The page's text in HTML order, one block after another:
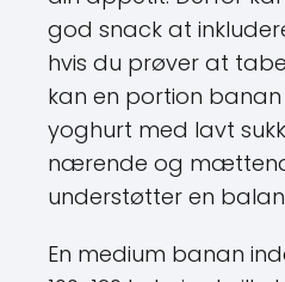
god snack at
hvis du prøver at
kan en portion
yoghurt med lavt
nærende og
understøtter en
En medium banan
100-120 kalorier,